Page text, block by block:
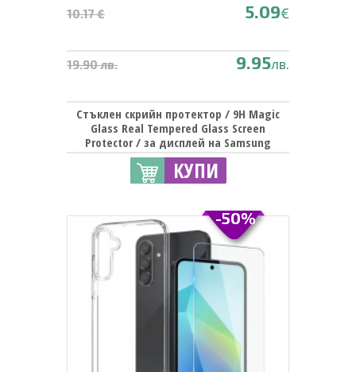
10.17 € 5.09€
19.90 лв. 9.95лв.
Стъклен скрийн протектор / 9H Magic
Glass Real Tempered Glass Screen
Protector / за дисплей на Samsung
Galaxy A17
КУПИ
-50%